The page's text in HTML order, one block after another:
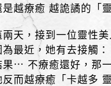
是越療癒 越詭譎的「
兩天，接到一位靈性美
為最近，她有去接觸：
果⋯ 不療癒還好，那
反而越療癒「卡越多